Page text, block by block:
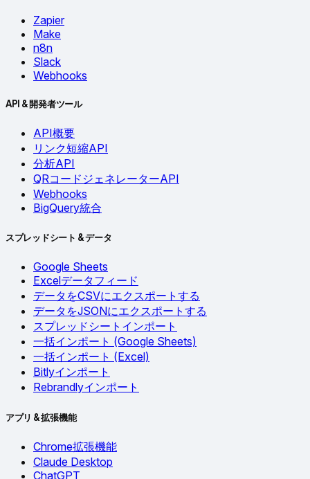
Zapier
Make
n8n
Slack
Webhooks
API & 開発者ツール
API概要
リンク短縮API
分析API
QRコードジェネレーターAPI
Webhooks
BigQuery統合
スプレッドシート & データ
Google Sheets
Excelデータフィード
データをCSVにエクスポートする
データをJSONにエクスポートする
スプレッドシートインポート
一括インポート (Google Sheets)
一括インポート (Excel)
Bitlyインポート
Rebrandlyインポート
アプリ & 拡張機能
Chrome拡張機能
Claude Desktop
ChatGPT